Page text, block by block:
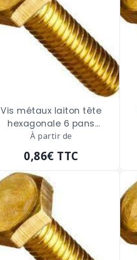
Vis métaux laiton tête
hexagonale 6 pans
filetage total de 6 x 10
m/m
À partir de
0,86€ TTC